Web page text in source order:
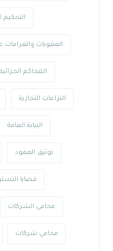
التحكيم
العقوبات والغرامات
المحاكم الجزائية
النزاعات التجارية
النيابة العامة
توثيق العقود
قضايا
محامي الشركات
محامي شركات